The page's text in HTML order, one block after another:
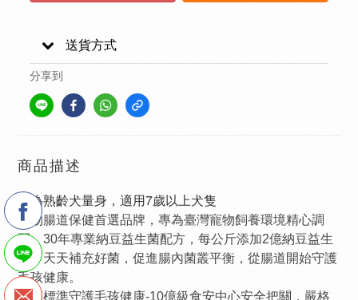
送貨方式
分享到
商品描述
專為熟齡犬量身，適用7歲以上犬隻
寵物腸道保健首選品牌，專為臺灣寵物飼養環境精心調
配，30年專業納豆益生菌配方，每公斤添加2億納豆益生
菌，天天補充好菌，促進腸內菌叢平衡，從腸道開始守護
毛孩健康。
用高標準守護毛孩健康-10億級食安中心安全把關，嚴格